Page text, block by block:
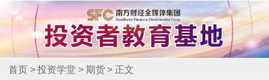
首页 > 投资学堂 > 期货 > 正文